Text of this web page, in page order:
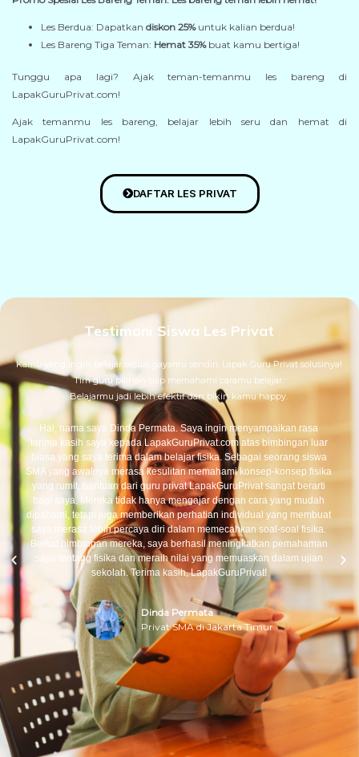
Les Berdua: Dapatkan diskon 25%untuk kalian berdua!
Les Bareng Tiga Teman: Hemat 35%buat kamu bertiga!
Tunggu apa lagi? Ajak teman-temanmu les bareng di
LapakGuruPrivat.com!
Ajak temanmu les bareng, belajar lebih seru dan hemat di
LapakGuruPrivat.com!
DAFTAR LES PRIVAT
Testimoni Siswa Les Privat
Kamu yang ingin belajar sesuai gayamu sendiri, Lapak Guru Privat solusinya!
Tim guru pilihan siap memahami caramu belajar.
Belajarmu jadi lebih efektif dan bikin kamu happy.
Hai, nama saya Dinda Permata. Saya ingin menyampaikan rasa
terima kasih saya kepada LapakGuruPrivat.com atas bimbingan luar
biasa yang saya terima dalam belajar fisika. Sebagai seorang siswa
SMA yang awalnya merasa kesulitan memahami konsep-konsep fisika
yang rumit, bantuan dari guru privat LapakGuruPrivat sangat berarti
bagi saya. Mereka tidak hanya mengajar dengan cara yang mudah
dipahami, tetapi juga memberikan perhatian individual yang membuat
saya merasa lebih percaya diri dalam memecahkan soal-soal fisika.
Berkat bimbingan mereka, saya berhasil meningkatkan pemahaman
saya tentang fisika dan meraih nilai yang memuaskan dalam ujian
sekolah. Terima kasih, LapakGuruPrivat!
Dinda Permata
Privat SMA di Jakarta Timur